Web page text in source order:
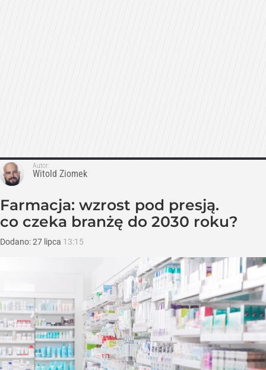
Autor:
Witold Ziomek
Farmacja: wzrost pod presją.
co czeka branżę do 2030 roku?
Dodano:27 lipca 13:15